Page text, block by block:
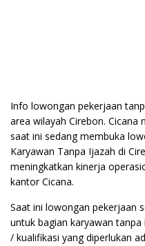
Info lowongan pekerjaan
area wilayah Cirebon.
saat ini sedang membuka
Karyawan Tanpa Ijazah di
meningkatkan kinerja
kantor Cicana.
Saat ini lowongan pekerjaan
untuk bagian karyawan
/ kualifikasi yang diperlukan